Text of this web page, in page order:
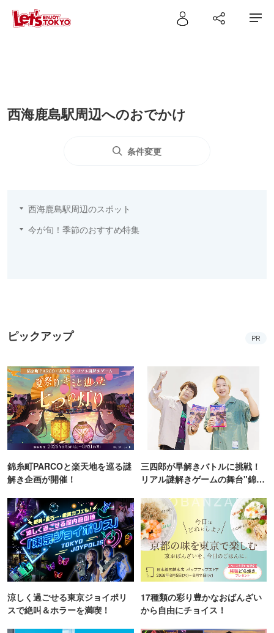
西海鹿島駅周辺へのおでかけ
条件変更
西海鹿島駅周辺のスポット
今が旬！季節のおすすめ特集
ピックアップ PR
錦糸町PARCOと楽天地を巡る謎
解き企画が開催！
三四郎が早解きバトルに挑戦！
リアル謎解きゲームの舞台"錦糸
涼しく過ごせる東京ジョイポリ
スで絶叫＆ホラーを満喫！
17種類の彩り豊かなおばんざい
から自由にチョイス！